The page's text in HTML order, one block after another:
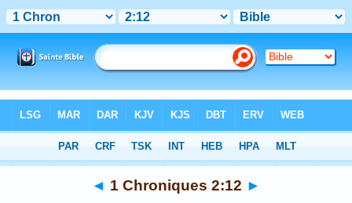
>Chapitre 2 > Verset 12
◄ 1 Chroniques 2:12 ►